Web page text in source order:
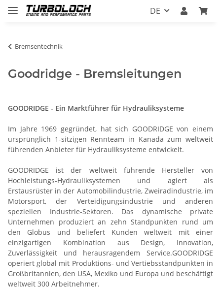
DE
Bremsentechnik
Goodridge - Bremsleitungen
GOODRIDGE - Ein Marktführer für Hydrauliksysteme
Im Jahre 1969 gegründet, hat sich GOODRIDGE von einem
ursprünglich 1-sitzigen Rennteam in Kanada zum weltweit
führenden Anbieter für Hydrauliksysteme entwickelt.
GOODRIDGE ist der weltweit führende Hersteller von
Hochleistungs-Hydrauliksystemen und agiert als
Erstausrüster in der Automobilindustrie, Zweiradindustrie, im
Motorsport, der Verteidigungsindustrie und anderen
speziellen Industrie-Sektoren. Das dynamische private
Unternehmen produziert an zehn Standpunkten rund um
den Globus und beliefert Kunden weltweit mit einer
einzigartigen Kombination aus Design, Innovation,
Zuverlässigkeit und herausragendem Service.GOODRIDGE
operiert global mit Produktions- und Vertiebsstandpunkten in
Großbritannien, den USA, Mexiko und Europa und beschäftigt
weltweit 300 Arbeitnehmer.